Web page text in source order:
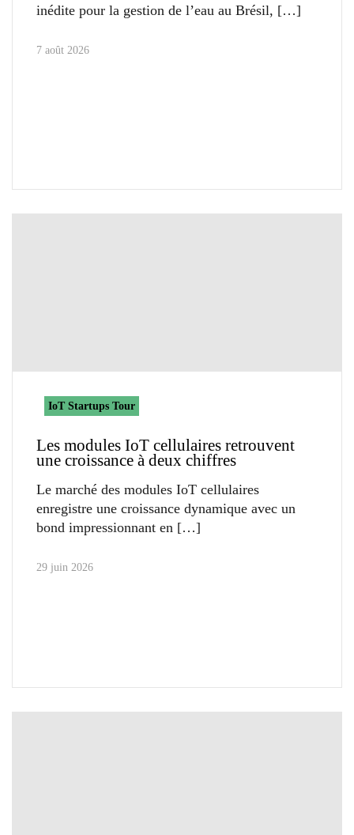
inédite pour la gestion de l’eau au Brésil,
7 août 2026
IoT Startups Tour
Les modules IoT cellulaires retrouvent
une croissance à deux chiffres
Le marché des modules IoT cellulaires
enregistre une croissance dynamique avec un
bond impressionnant en
29 juin 2026